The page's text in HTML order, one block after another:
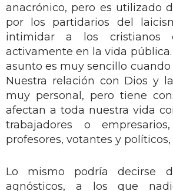
anacrónico, pero es utilizado
por los partidarios del
intimidar a los cristianos
activamente en la vida pública.
asunto es muy sencillo
Nuestra relación con Dios y
muy personal, pero tiene
afectan a toda nuestra vida
trabajadores o
profesores, votantes y políticos,
Lo mismo podría decirse
agnósticos, a los que